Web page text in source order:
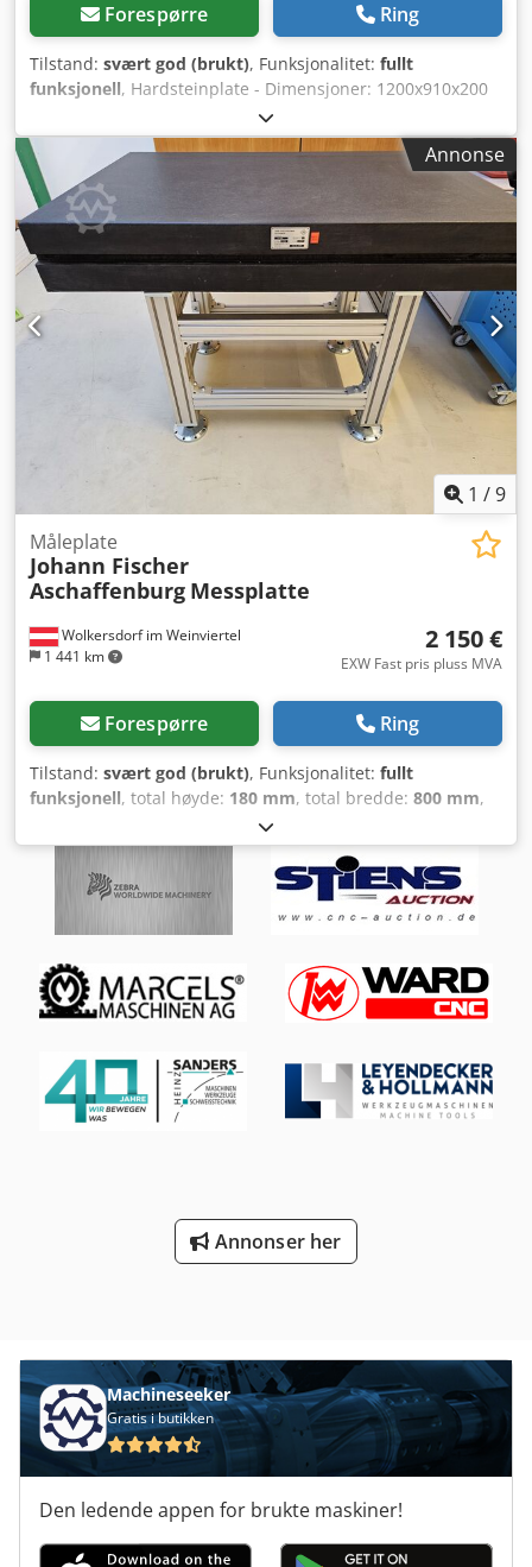
Forespørre Ring
Tilstand: svært god (brukt), Funksjonalitet: fullt
funksjonell, Hardsteinplate - Dimensjoner: 1200x910x200
mm - Kvalitetsklasse 0 eller bedre (skal fortsatt måles)
Dkjdpstcrk Tsfx Amxsr - Med diverse gjengeinnsatser og
boringer - Understell på forespørsel Tjente som base for et
Zeiss rundbord RT05/800
Annonse
1 /9
Wolkersdorf im Weinviertel
1 441 km
Måleplate
Johann Fischer
Aschaffenburg Messplatte
2 150 €
EXW Fast pris pluss MVA
Forespørre Ring
Tilstand: svært god (brukt), Funksjonalitet: fullt
funksjonell, total høyde: 180 mm, total bredde: 800 mm,
, Hardsteinsplate - Mål:
1200x800x180 mm - Nøyaktighetsklasse 0 eller bedre
(måling pågår) - Med side-spor for festeklammer Dkjdjt
Rfmnopfx Amxsr - Med stålvinkel som anslag Valgfritt: -
Med 3 kuleopplag for bordplate - Aluminium understell
Annonser her
Machineseeker
Gratis i butikken
Den ledende appen for brukte maskiner!